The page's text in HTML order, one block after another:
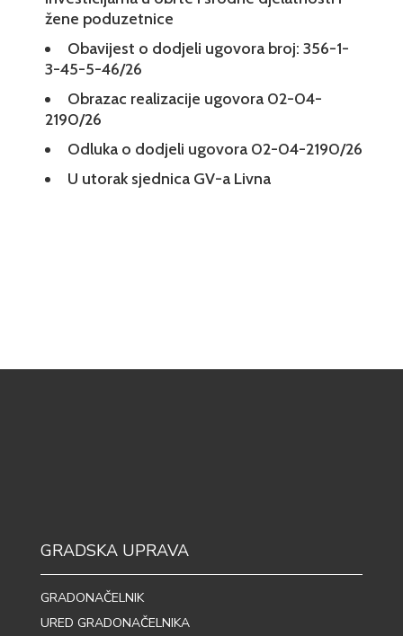
žene poduzetnice
Obavijest o dodjeli ugovora broj: 356-1-
3-45-5-46/26
Obrazac realizacije ugovora 02-04-
2190/26
Odluka o dodjeli ugovora 02-04-2190/26
U utorak sjednica GV-a Livna
GRADSKA UPRAVA
GRADONAČELNIK
URED GRADONAČELNIKA